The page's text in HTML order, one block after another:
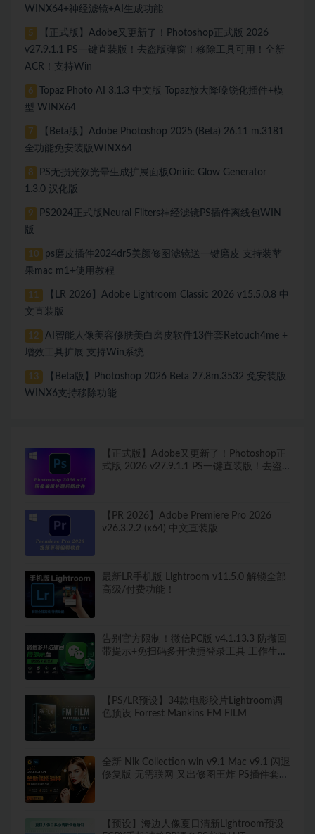
WINX64+神经滤镜+AI生成功能
5
【正式版】Adobe又更新了！Photoshop正式版 2026
v27.9.1.1 PS一键直装版！去盗版弹窗！移除工具可用！全新
ACR！支持Win
6
Topaz Photo AI 3.1.3 中文版 Topaz放大降噪锐化插件+模
型 WINX64
7
【Beta版】Adobe Photoshop 2025 (Beta) 26.11 m.3181
全功能免安装版WINX64
8
PS无损光效光晕生成扩展面板Oniric Glow Generator
1.3.0 汉化版
9
PS2024正式版Neural Filters神经滤镜PS插件离线包WIN
版
10
ps磨皮插件2024dr5美颜修图滤镜送一键磨皮 支持装苹
果mac m1+使用教程
11
【LR 2026】Adobe Lightroom Classic 2026 v15.5.0.8 中
文直装版
12
AI智能人像美容修肤美白磨皮软件13件套Retouch4me +
增效工具扩展 支持Win系统
13
【Beta版】Photoshop 2026 Beta 27.8m.3532 免安装版
WINX6支持移除功能
【正式版】Adobe又更新了！Photoshop正
式版 2026 v27.9.1.1 PS一键直装版！去盗
【PR 2026】Adobe Premiere Pro 2026
v26.3.2.2 (x64) 中文直装版
最新LR手机版 Lightroom v11.5.0 解锁全部
高级/付费功能！
告别官方限制！微信PC版 v4.1.13.3 防撤回
带提示+免扫码多开快捷登录工具 工作生活
【PS/LR预设】34款电影胶片Lightroom调
色预设 Forrest Mankins FM FILM
全新 Nik Collection win v9.1 Mac v9.1 闪退
修复版 无需联网 又出修图王炸 PS插件套装
【预设】海边人像夏日清新Lightroom预设